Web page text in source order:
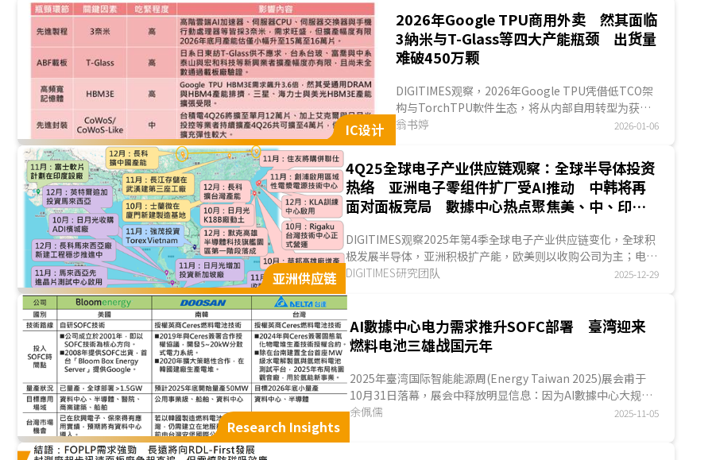
业者Hana Micron与Hanyang Digitech，皆为三星电
子(Samsung Electronics)或SK海力士(SK Hynix)的供
应商，在半导体需求持续成长下，未来也有望增越南布
局...
IC设计
2026年Google TPU商用外卖 然其面临
3納米与T-Glass等四大产能瓶颈 出货量
难破450万颗
DIGITIMES观察，2026年Google TPU凭借低TCO架
构与TorchTPU軟件生态，将从内部自用转型为获利
引擎，不仅获Anthropic百万颗大单，更带动TPU于
翁书婷 2026-01-06
亚洲供应链
4Q25全球电子产业供应链观察：全球半导体投资
热络 亚洲电子零组件扩厂受AI推动 中韩将再
面对面板竞局 數據中心热点聚焦美、中、印大
DIGITIMES观察2025年第4季全球电子产业供应链变化，全球积
极发展半导体，亚洲积极扩产能，欧美则以收购公司为主；电子
零组件方面，亚洲扩产动能为AI需求，欧美则成为业者减少地缘
产，中韩两国将迎向下一场竞争；电子产品与EMS业者布局方
面...
DIGITIMES研究团队 2025-12-29
Research Insights
AI數據中心电力需求推升SOFC部署 臺湾迎来
燃料电池三雄战国元年
2025年臺湾国际智能能源周(Energy Taiwan 2025)展会甫于
10月31日落幕，展会中释放明显信息：因为AI數據中心大规模
电力需求，衍生數據中心部署新兴低碳电力解方的发...
余佩儒 2025-11-05